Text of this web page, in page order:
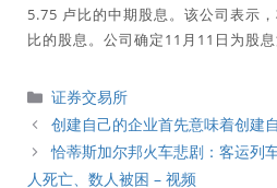
5.75 卢比的中期股息。该公司表示
比的股息。公司确定11月11日为股息
分
類
证券交易所
创建自己的企业首先意味着创建
恰蒂斯加尔邦火车悲剧：客运列
人死亡、数人被困 – 视频